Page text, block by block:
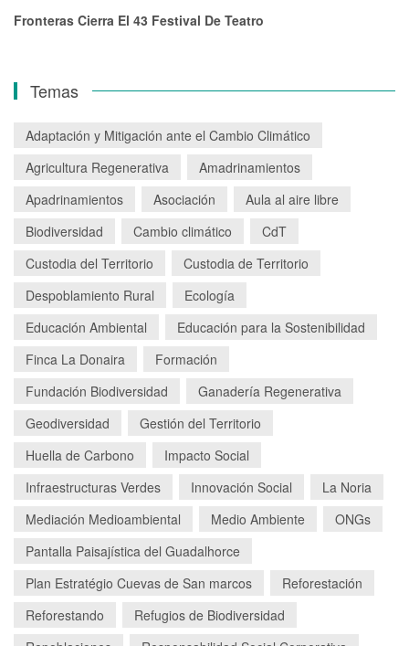
Fronteras Cierra El 43 Festival De Teatro
Temas
Adaptación y Mitigación ante el Cambio Climático
Agricultura Regenerativa
Amadrinamientos
Apadrinamientos
Asociación
Aula al aire libre
Biodiversidad
Cambio climático
CdT
Custodia del Territorio
Custodia de Territorio
Despoblamiento Rural
Ecología
Educación Ambiental
Educación para la Sostenibilidad
Finca La Donaira
Formación
Fundación Biodiversidad
Ganadería Regenerativa
Geodiversidad
Gestión del Territorio
Huella de Carbono
Impacto Social
Infraestructuras Verdes
Innovación Social
La Noria
Mediación Medioambiental
Medio Ambiente
ONGs
Pantalla Paisajística del Guadalhorce
Plan Estratégio Cuevas de San marcos
Reforestación
Reforestando
Refugios de Biodiversidad